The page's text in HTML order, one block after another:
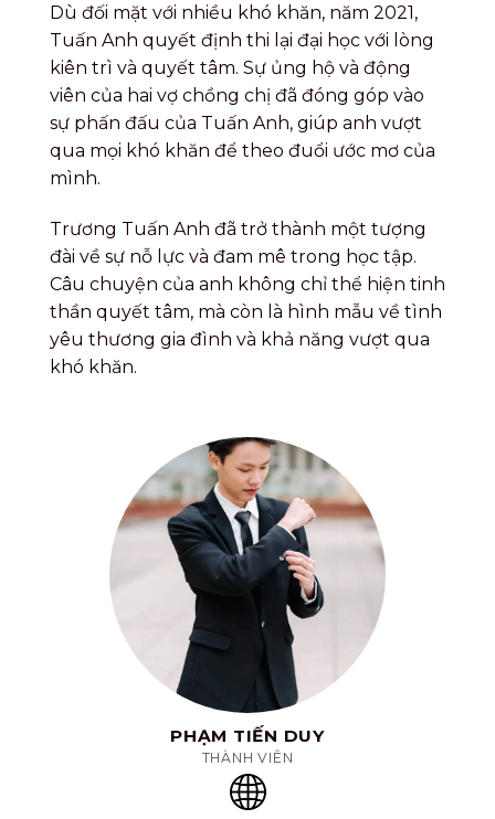
Dù đối mặt với nhiều khó khăn, năm 2021,
Tuấn Anh quyết định thi lại đại học với lòng
kiên trì và quyết tâm. Sự ủng hộ và động
viên của hai vợ chồng chị đã đóng góp vào
sự phấn đấu của Tuấn Anh, giúp anh vượt
qua mọi khó khăn để theo đuổi ước mơ của
mình.
Trương Tuấn Anh đã trở thành một tượng
đài về sự nỗ lực và đam mê trong học tập.
Câu chuyện của anh không chỉ thể hiện tinh
thần quyết tâm, mà còn là hình mẫu về tình
yêu thương gia đình và khả năng vượt qua
khó khăn.
PHẠM TIẾN DUY
THÀNH VIÊN